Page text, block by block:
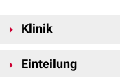
Klinik
Kindes durch drohende
Einteilung